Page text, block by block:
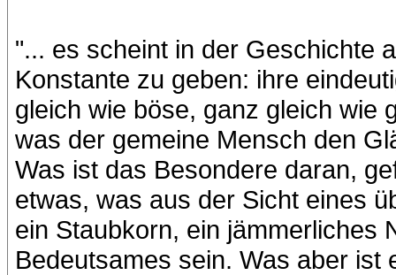
"... es scheint in der Geschichte
Konstante zu geben: ihre
gleich wie böse, ganz gleich wie
was der gemeine Mensch den
Was ist das Besondere daran,
etwas, was aus der Sicht eines
ein Staubkorn, ein jämmerliches
Bedeutsames sein. Was aber ist